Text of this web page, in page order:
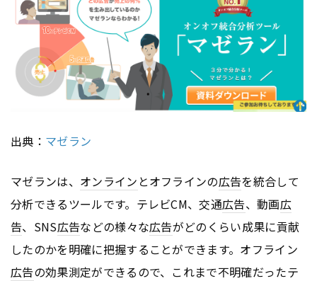
出典： マゼラン
マゼランは、 オンライン とオフラインの広告を統合して
分析できるツールです。テレビCM、交通広告、動画広
告、SNS広告などの様々な広告がどのくらい成果に貢献
したのかを明確に把握することができます。オフライン
広告の効果測定ができるので、これまで不明確だったテ